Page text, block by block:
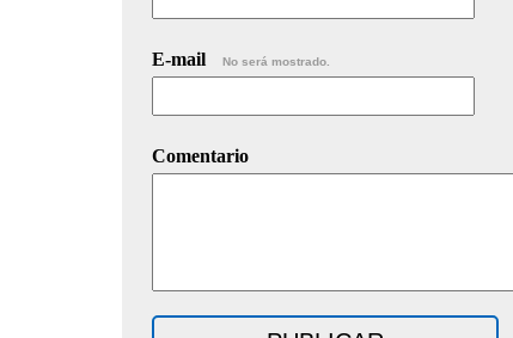
E-mail No será mostrado.
Comentario